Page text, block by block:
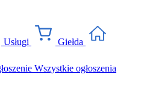
Usługi Giełda
Wszystkie ogłoszenia